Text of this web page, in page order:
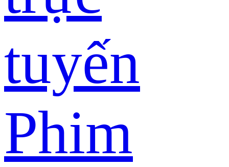
tuyến
Phim